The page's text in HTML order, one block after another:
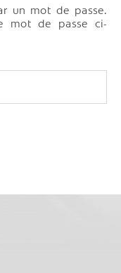
un mot de passe.
mot de passe ci-